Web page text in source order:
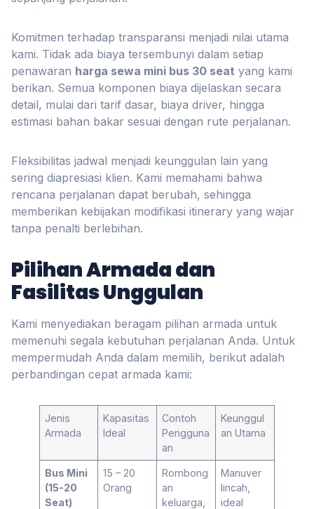
Komitmen terhadap transparansi menjadi nilai utama
kami. Tidak ada biaya tersembunyi dalam setiap
penawaran harga sewa mini bus 30 seat yang kami
berikan. Semua komponen biaya dijelaskan secara
detail, mulai dari tarif dasar, biaya driver, hingga
estimasi bahan bakar sesuai dengan rute perjalanan.
Fleksibilitas jadwal menjadi keunggulan lain yang
sering diapresiasi klien. Kami memahami bahwa
rencana perjalanan dapat berubah, sehingga
memberikan kebijakan modifikasi itinerary yang wajar
tanpa penalti berlebihan.
Pilihan Armada dan
Fasilitas Unggulan
Kami menyediakan beragam pilihan armada untuk
memenuhi segala kebutuhan perjalanan Anda. Untuk
mempermudah Anda dalam memilih, berikut adalah
perbandingan cepat armada kami:
Jenis
Armada
Kapasitas
Ideal
Contoh
Pengguna
an
Keunggul
an Utama
Bus Mini
(15-20
Seat)
15 – 20
Orang
Rombong
an
keluarga,
Manuver
lincah,
ideal